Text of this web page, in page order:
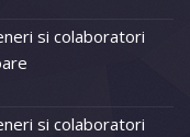
si colaboratori
si colaboratori